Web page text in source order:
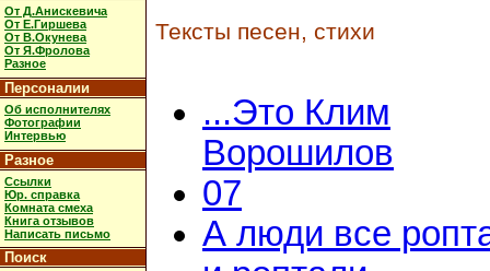
От Д.Анискевича
От Е.Гиршева
От В.Окунева
От Я.Фролова
Разное
Персоналии
Об исполнителях
Фотографии
Интервью
Разное
Ссылки
Юр. справка
Комната смеха
Книга отзывов
Написать письмо
Поиск
Тексты песен, стихи
...Это Клим
Ворошилов
07
А люди все